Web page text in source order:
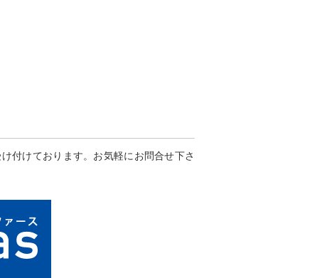
付けております。お気軽にお問合せ下さ